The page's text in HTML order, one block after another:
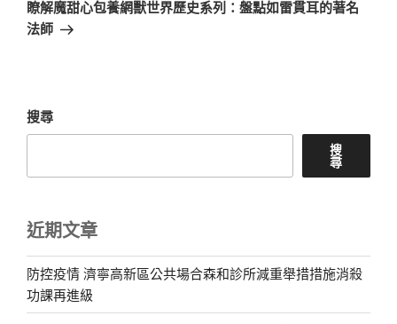
篇
瞭解魔甜心包養網獸世界歷史系列：盤點如雷貫耳的著名
法師
搜尋
搜
尋
近期文章
防控疫情 濟寧高新區公共場合森和診所減重舉措措施消殺
功課再進級